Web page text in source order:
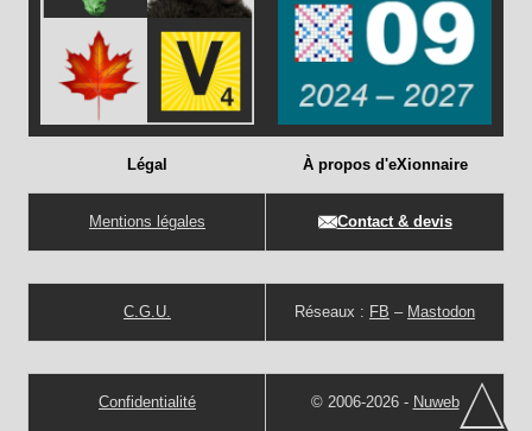
Légal
Mentions légales
C.G.U.
Confidentialité
À propos d'eXionnaire
Contact & devis
Réseaux : FB – Mastodon
© 2006-2026 - Nuweb